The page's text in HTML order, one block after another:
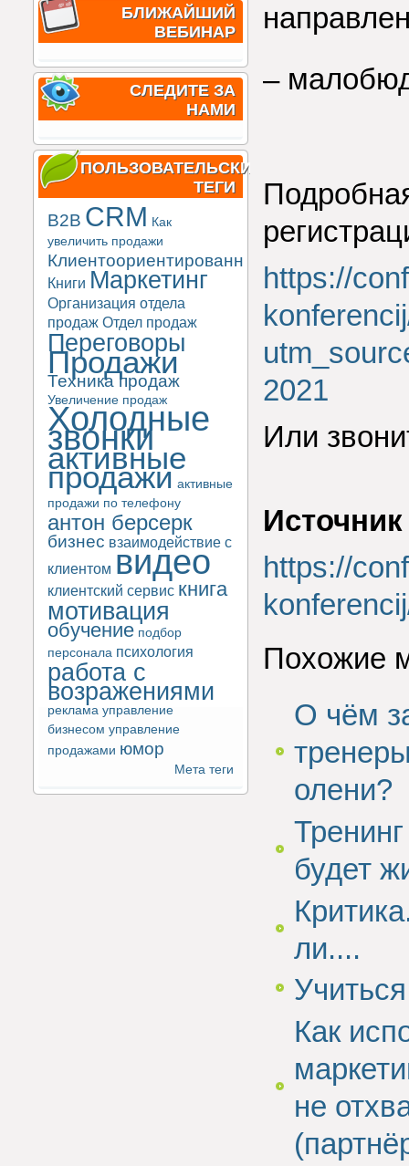
БЛИЖАЙШИЙ
ВЕБИНАР
СЛЕДИТЕ ЗА
НАМИ
ПОЛЬЗОВАТЕЛЬСКИЕ
ТЕГИ
B2B CRM Как
увеличить продажи
Клиентоориентированность
Книги Маркетинг
Организация отдела
продаж Отдел продаж
Переговоры
Продажи
Техника продаж
Увеличение продаж
Холодные
звонки
активные
продажи активные
продажи по телефону
антон берсерк
бизнес взаимодействие с
клиентом видео
клиентский сервис книга
мотивация
обучение подбор
персонала психология
работа с
возражениями
реклама управление
бизнесом управление
продажами юмор
Мета теги
–
https://
2021
Или
https://
Похожие
О чём
олени?
будет
ли....
Как
не